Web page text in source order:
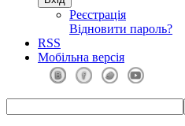
Реєстрація
Відновити пароль?
RSS
Мобільна версія